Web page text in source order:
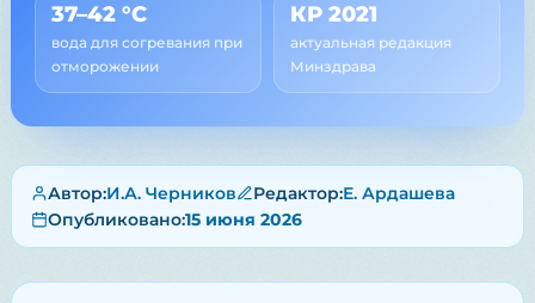
37–42 °C
вода для согревания при
отморожении
КР 2021
актуальная редакция
Минздрава
Автор:И.А. Черников Редактор:Е. Ардашева
Опубликовано:15 июня 2026